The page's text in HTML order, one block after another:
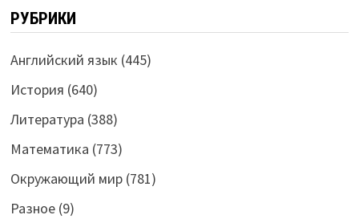
РУБРИКИ
Английский язык (445)
История (640)
Литература (388)
Математика (773)
Окружающий мир(781)
Разное(9)